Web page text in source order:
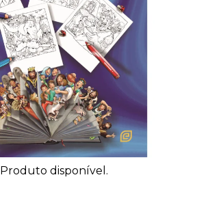
Produto disponível.